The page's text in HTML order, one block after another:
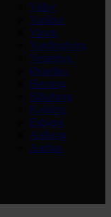
Valby
Vanløse
Virum
Vordingborg
Vesterbro
Østerbro
Herning
Silkeborg
Kolding
Esbjerg
Aalborg
Aarhus